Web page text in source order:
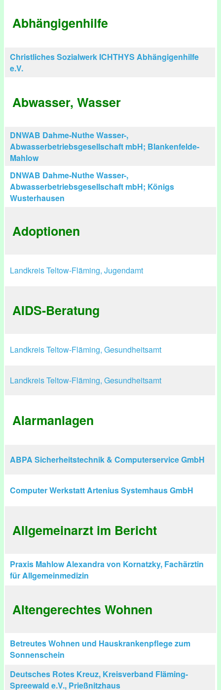
Abhängigenhilfe
Christliches Sozialwerk ICHTHYS Abhängigenhilfe
e.V.
Abwasser, Wasser
DNWAB Dahme-Nuthe Wasser-,
Abwasserbetriebsgesellschaft mbH; Blankenfelde-
Mahlow
DNWAB Dahme-Nuthe Wasser-,
Abwasserbetriebsgesellschaft mbH; Königs
Wusterhausen
Adoptionen
Landkreis Teltow-Fläming, Jugendamt
AIDS-Beratung
Landkreis Teltow-Fläming, Gesundheitsamt
Landkreis Teltow-Fläming, Gesundheitsamt
Alarmanlagen
ABPA Sicherheitstechnik & Computerservice GmbH
Computer Werkstatt Artenius Systemhaus GmbH
Allgemeinarzt im Bericht
Praxis Mahlow Alexandra von Kornatzky, Fachärztin
für Allgemeinmedizin
Altengerechtes Wohnen
Betreutes Wohnen und Hauskrankenpflege zum
Sonnenschein
Deutsches Rotes Kreuz, Kreisverband Fläming-
Spreewald e.V., Prießnitzhaus